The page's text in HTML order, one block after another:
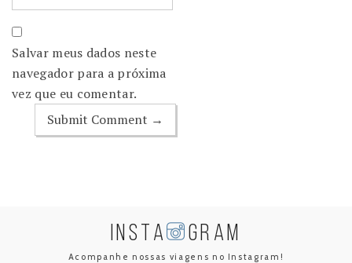
Salvar meus dados neste
navegador para a próxima
vez que eu comentar.
INSTA GRAM
Acompanhe nossas viagens no Instagram!